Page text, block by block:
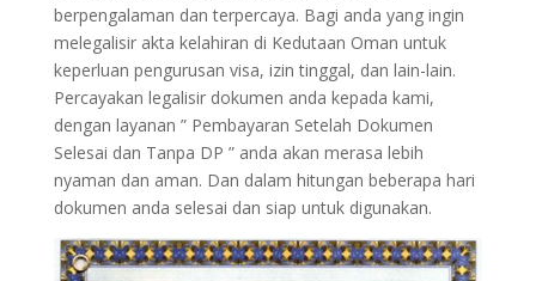
berpengalaman dan terpercaya. Bagi anda yang ingin
melegalisir akta kelahiran di Kedutaan Oman untuk
keperluan pengurusan visa, izin tinggal, dan lain-lain.
Percayakan legalisir dokumen anda kepada kami,
dengan layanan ” Pembayaran Setelah Dokumen
Selesai dan Tanpa DP ” anda akan merasa lebih
nyaman dan aman. Dan dalam hitungan beberapa hari
dokumen anda selesai dan siap untuk digunakan.